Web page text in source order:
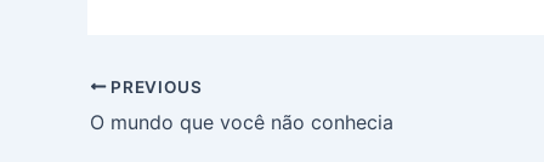
PREVIOUS
O mundo que você não conhecia